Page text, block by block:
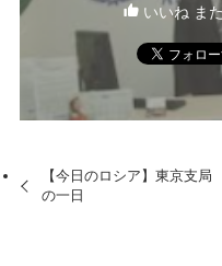
いいね ま
【今日のロシア】東京支局
の一日